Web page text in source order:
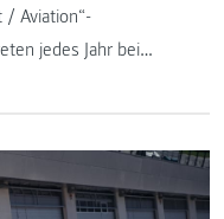
/ Aviation“-
jedes Jahr bei